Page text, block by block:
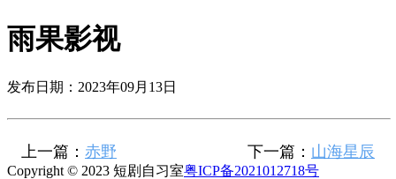
雨果影视
发布日期：2023年09月13日
上一篇： 赤野 下一篇： 山海星辰
Copyright © 2023 短剧自习室粤ICP备2021012718号